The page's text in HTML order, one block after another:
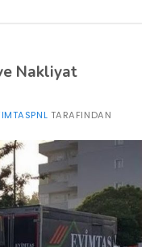
Nakliyat
TARAFINDAN